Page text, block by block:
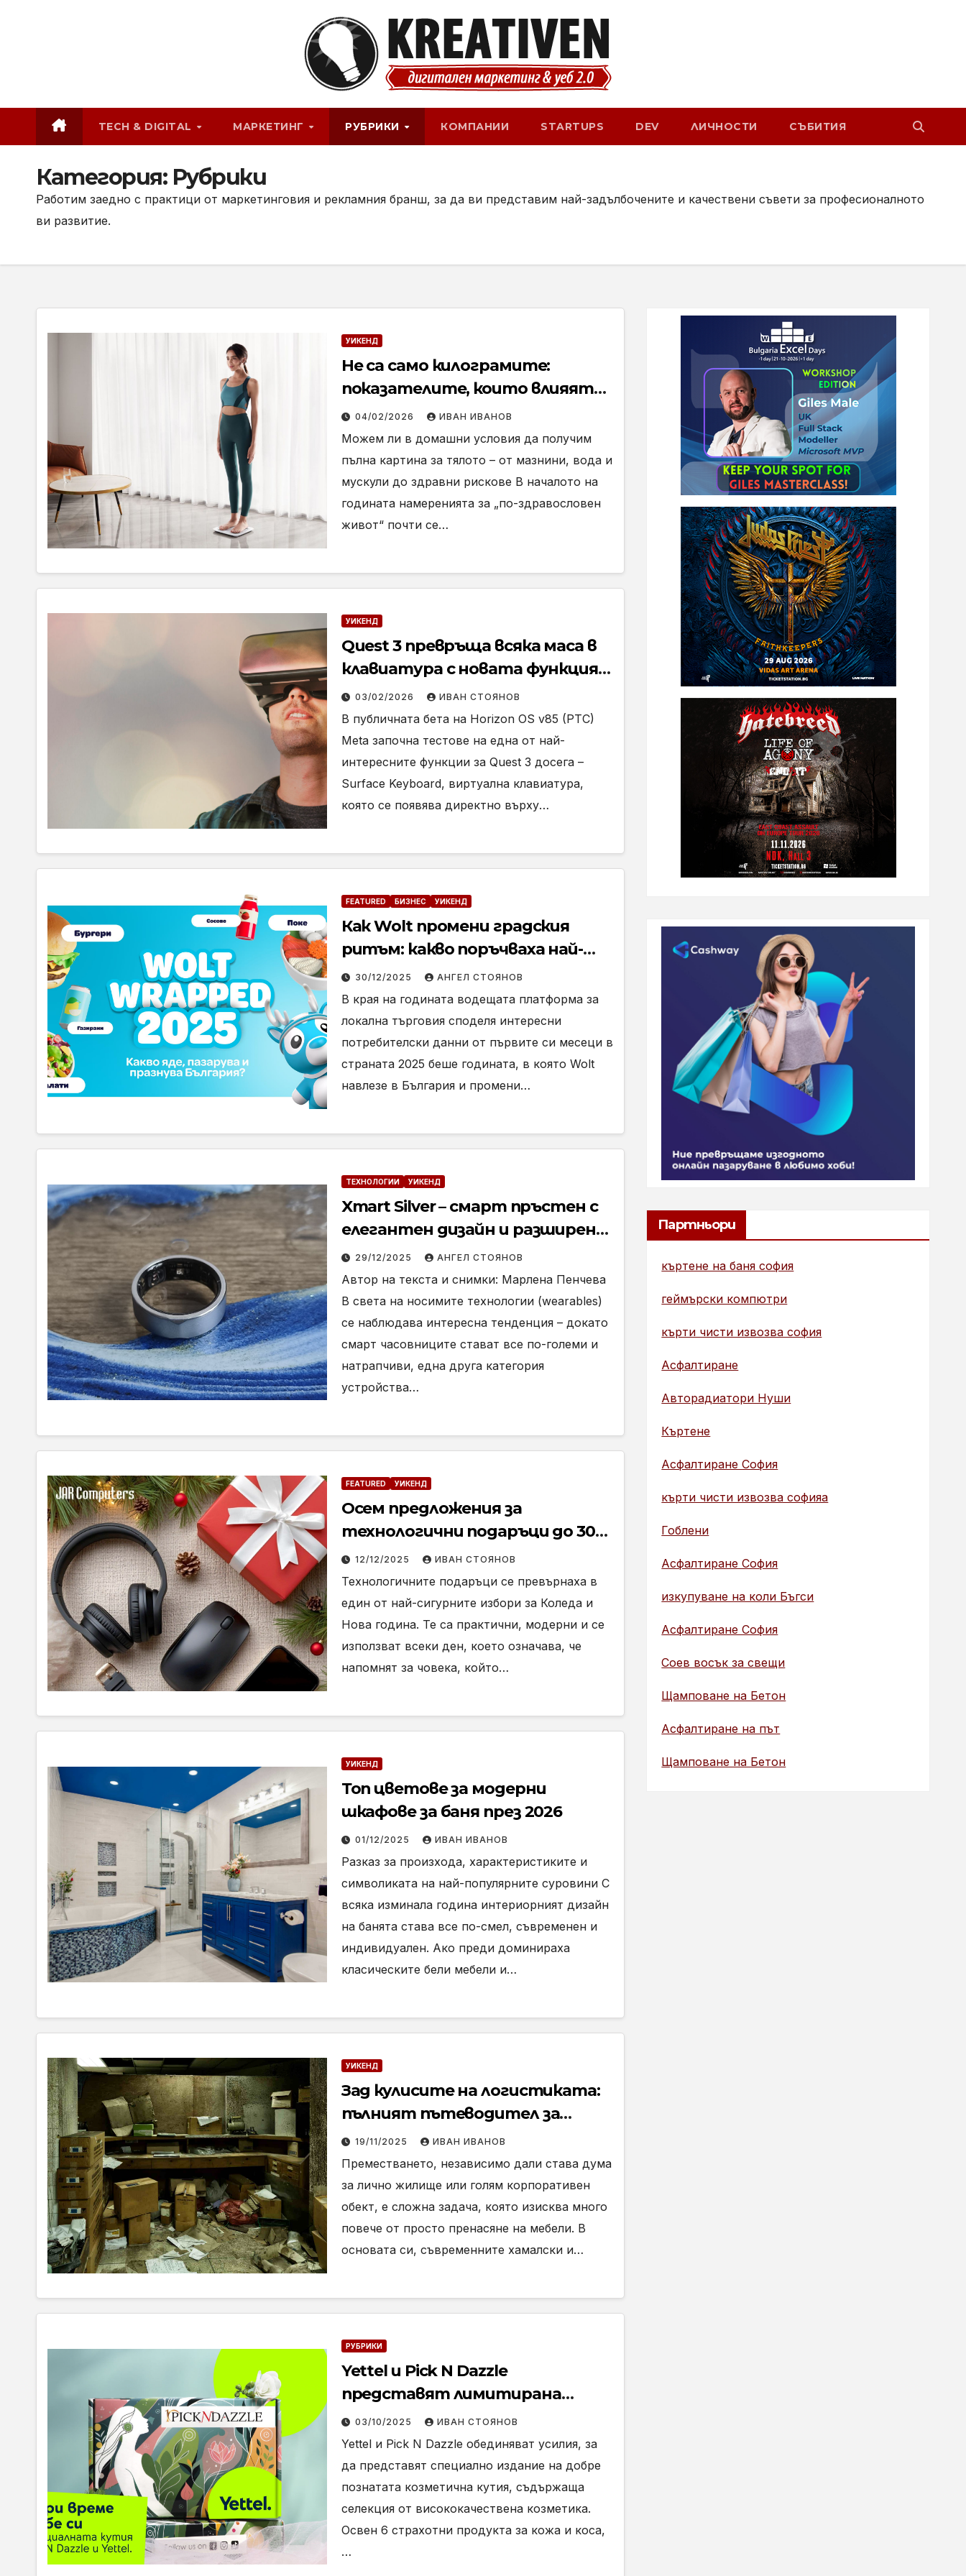
TECH & DIGITAL МАРКЕТИНГ РУБРИКИ КОМПАНИИ STARTUPS DEV ЛИЧНОСТИ СЪБИТИЯ
Категория: Рубрики
Работим заедно с практици от маркетинговия и рекламния бранш, за да ви представим най-задълбочените и качествени съвети за професионалното
ви развитие.
УИКЕНД
Не са само килограмите:
показателите, които влияят
на формата и здравето
04/02/2026 ИВАН ИВАНОВ
Можем ли в домашни условия да получим
пълна картина за тялото – от мазнини, вода и
мускули до здравни рискове В началото на
годината намеренията за „по-здравословен
живот“ почти се…
УИКЕНД
Quest 3 превръща всяка маса в
клавиатура с новата функция
Surface Keyboard
03/02/2026 ИВАН СТОЯНОВ
В публичната бета на Horizon OS v85 (PTC)
Meta започна тестове на една от най-
интересните функции за Quest 3 досега –
Surface Keyboard, виртуална клавиатура,
която се появява директно върху…
FEATURED БИЗНЕС УИКЕНД
Как Wolt промени градския
ритъм: какво поръчваха най-
много българите през 2025
30/12/2025 АНГЕЛ СТОЯНОВ
В края на годината водещата платформа за
локална търговия споделя интересни
потребителски данни от първите си месеци в
страната 2025 беше годината, в която Wolt
навлезе в България и промени…
ТЕХНОЛОГИИ УИКЕНД
Xmart Silver – смарт пръстен с
елегантен дизайн и разширен
здравен мониторинг (ревю)
29/12/2025 АНГЕЛ СТОЯНОВ
Автор на текста и снимки: Марлена Пенчева
В света на носимите технологии (wearables)
се наблюдава интересна тенденция – докато
смарт часовниците стават все по-големи и
натрапчиви, една друга категория
устройства…
FEATURED УИКЕНД
Осем предложения за
технологични подаръци до 300
лева
12/12/2025 ИВАН СТОЯНОВ
Технологичните подаръци се превърнаха в
един от най-сигурните избори за Коледа и
Нова година. Те са практични, модерни и се
използват всеки ден, което означава, че
напомнят за човека, който…
УИКЕНД
Топ цветове за модерни
шкафове за баня през 2026
01/12/2025 ИВАН ИВАНОВ
Разказ за произхода, характеристиките и
символиката на най-популярните суровини С
всяка изминала година интериорният дизайн
на банята става все по-смел, съвременен и
индивидуален. Ако преди доминираха
класическите бели мебели и…
УИКЕНД
Зад кулисите на логистиката:
пълният пътеводител за
професионално управление на
преместването
19/11/2025 ИВАН ИВАНОВ
Преместването, независимо дали става дума
за лично жилище или голям корпоративен
обект, е сложна задача, която изисква много
повече от просто пренасяне на мебели. В
основата си, съвременните хамалски и…
РУБРИКИ
Yettel и Pick N Dazzle
представят лимитирана
beauty кутия
03/10/2025 ИВАН СТОЯНОВ
Yettel и Pick N Dazzle обединяват усилия, за
да представят специално издание на добре
познатата козметична кутия, съдържаща
селекция от висококачествена козметика.
Освен 6 страхотни продукта за кожа и коса,
…
Партньори
къртене на баня софия
геймърски компютри
кърти чисти извозва софия
Асфалтиране
Авторадиатори Нуши
Къртене
Асфалтиране София
кърти чисти извозва софияа
Гоблени
Асфалтиране София
изкупуване на коли Бъгси
Асфалтиране София
Соев восък за свещи
Щамповане на Бетон
Асфалтиране на път
Щамповане на Бетон